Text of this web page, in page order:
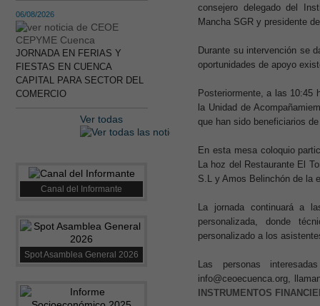
06/08/2026
JORNADA EN FERIAS Y
FIESTAS EN CUENCA
CAPITAL PARA SECTOR DEL
COMERCIO
Ver todas
Canal del Informante
Spot Asamblea General 2026
consejero delegado del
Mancha SGR y presidente
Durante su intervención se
oportunidades de apoyo
Posteriormente, a las 10:45
la Unidad de
que han sido beneficiarios
En esta mesa coloquio
La hoz del Restaurante El
S.L y Amos Belinchón de la
La jornada continuará a
personalizada, donde
personalizado a los
Las personas
info@ceoecuenca.org,
INSTRUMENTOS